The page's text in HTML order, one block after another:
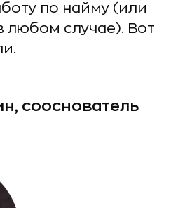
по найму (или
любом случае). Вот
сооснователь